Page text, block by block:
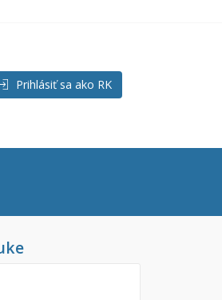
Prihlásiť sa ako RK